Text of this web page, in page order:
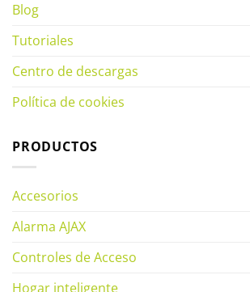
Blog
Tutoriales
Centro de descargas
Política de cookies
PRODUCTOS
Accesorios
Alarma AJAX
Controles de Acceso
Hogar inteligente